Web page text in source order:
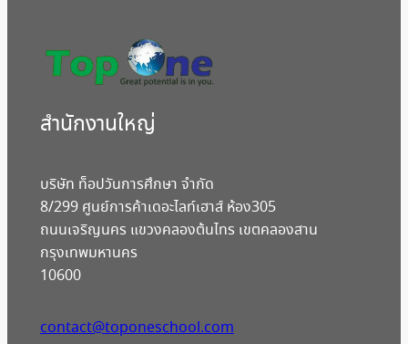
สํานักงานใหญ่
บริษัท ท็อปวันการศึกษา จำกัด
8/299 ศูนย์การค้าเดอะไลท์เฮาส์ ห้อง305
ถนนเจริญนคร แขวงคลองต้นไทร เขตคลองสาน
กรุงเทพมหานคร
10600
contact@toponeschool.com